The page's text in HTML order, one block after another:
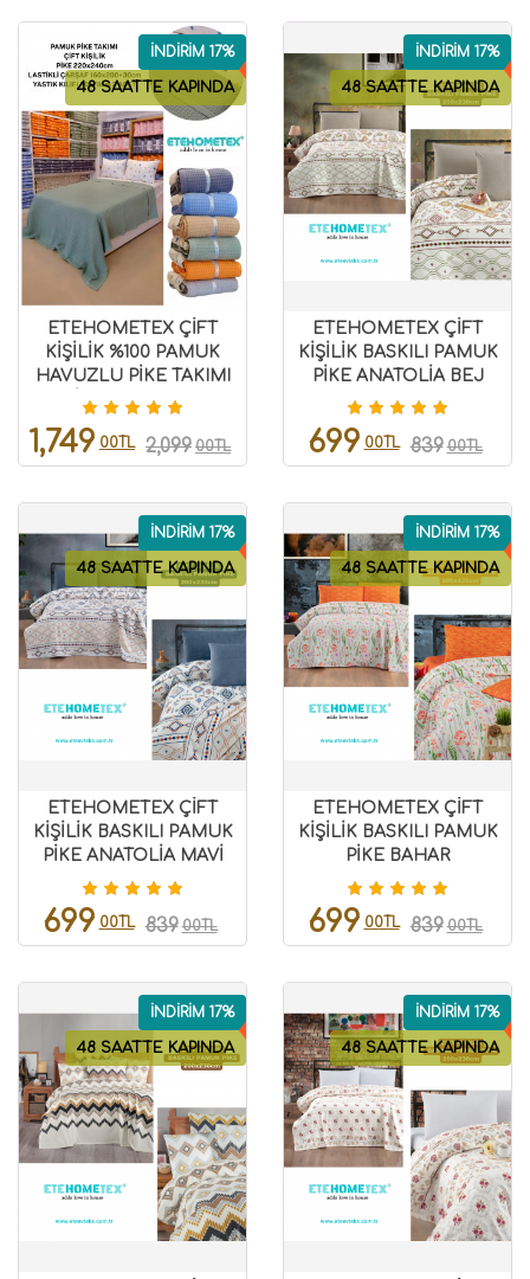
48 SAATTE KAPINDA
İNDİRİM 17%
ETEHOMETEX ÇİFT
KİŞİLİK %100 PAMUK
HAVUZLU PİKE TAKIMI
YEŞİL 8696474232073
1,749 00TL 2,099 00TL
48 SAATTE KAPINDA
İNDİRİM 17%
ETEHOMETEX ÇİFT
KİŞİLİK BASKILI PAMUK
PİKE ANATOLİA BEJ
8696474231844
699 00TL 839 00TL
48 SAATTE KAPINDA
İNDİRİM 17%
ETEHOMETEX ÇİFT
KİŞİLİK BASKILI PAMUK
PİKE ANATOLİA MAVİ
8696474231843
699 00TL 839 00TL
48 SAATTE KAPINDA
İNDİRİM 17%
ETEHOMETEX ÇİFT
KİŞİLİK BASKILI PAMUK
PİKE BAHAR
8696474231842
699 00TL 839 00TL
48 SAATTE KAPINDA
İNDİRİM 17%
48 SAATTE KAPINDA
İNDİRİM 17%